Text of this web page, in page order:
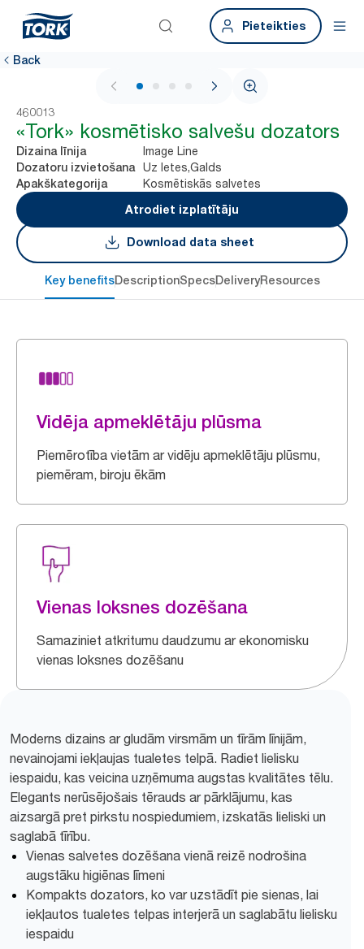
Pieteikties
Back
1 / 4
460013
«Tork» kosmētisko salvešu dozators
Dizaina līnija Image Line
Dozatoru izvietošana Uz letes,Galds
Apakškategorija
Kosmētiskās salvetes
Atrodiet izplatītāju
Download data sheet
Key benefitsDescriptionSpecsDeliveryResources
Vidēja apmeklētāju plūsma
Piemērotība vietām ar vidēju apmeklētāju plūsmu,
piemēram, biroju ēkām
Vienas loksnes dozēšana
Samaziniet atkritumu daudzumu ar ekonomisku
vienas loksnes dozēšanu
Moderns dizains ar gludām virsmām un tīrām līnijām,
nevainojami iekļaujas tualetes telpā. Radiet lielisku
iespaidu, kas veicina uzņēmuma augstas kvalitātes tēlu.
Elegants nerūsējošais tērauds ar pārklājumu, kas
aizsargā pret pirkstu nospiedumiem, izskatās lieliski un
saglabā tīrību.
Vienas salvetes dozēšana vienā reizē nodrošina
augstāku higiēnas līmeni
Kompakts dozators, ko var uzstādīt pie sienas, lai
iekļautos tualetes telpas interjerā un saglabātu lielisku
iespaidu